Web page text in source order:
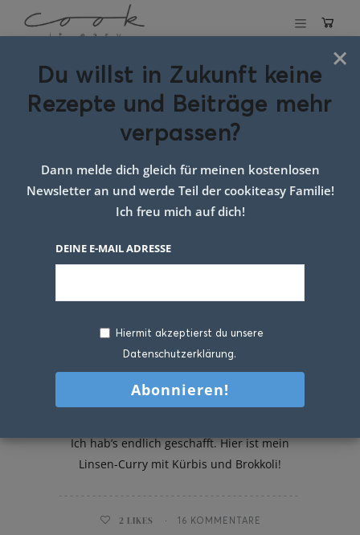
Schlagwort:rotes
linsencurrry
Linsen-Curry mit Kürbis und
Brokkoli
Ich hab’s endlich geschafft. Hier ist mein
Linsen-Curry mit Kürbis und Brokkoli!
2 LIKES 16 KOMMENTARE
×
Du willst in Zukunft keine
Rezepte und Beiträge mehr
verpassen?
Dann melde dich gleich für meinen kostenlosen
Newsletter an und werde Teil der cookiteasy Familie!
Ich freu mich auf dich!
DEINE E-MAIL ADRESSE
Hiermit akzeptierst du unsere
Datenschutzerklärung.